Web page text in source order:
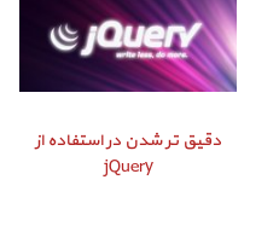
دقیق‌ تر شدن در استفاده از
jQuery